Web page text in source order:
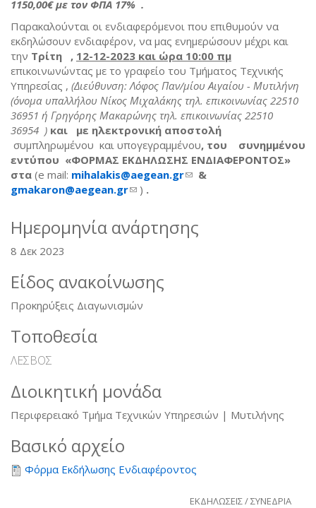
1150,00€ με τον ΦΠΑ 17% .
Παρακαλούνται οι ενδιαφερόμενοι που επιθυμούν να
εκδηλώσουν ενδιαφέρον, να μας ενημερώσουν μέχρι και
την Τρίτη , 12-12-2023 και ώρα 10:00 πμ
επικοινωνώντας με το γραφείο του Τμήματος Τεχνικής
Υπηρεσίας , (Διεύθυνση: Λόφος Παν/μίου Αιγαίου - Μυτιλήνη
(όνομα υπαλλήλου Νίκος Μιχαλάκης τηλ. επικοινωνίας 22510
36951 ή Γρηγόρης Μακαρώνης τηλ. επικοινωνίας 22510
36954 ) και με ηλεκτρονική αποστολή
συμπληρωμένου και υπογεγραμμένου, του συνημμένου
εντύπου «ΦΟΡΜΑΣ ΕΚΔΗΛΩΣΗΣ ΕΝΔΙΑΦΕΡΟΝΤΟΣ»
στα (e mail: mihalakis@aegean.gr(link sends e-mail)
&
gmakaron@aegean.gr(link sends e-mail)
) .
Ημερομηνία ανάρτησης
8 Δεκ 2023
Είδος ανακοίνωσης
Προκηρύξεις Διαγωνισμών
Τοποθεσία
ΛΕΣΒΟΣ
Διοικητική μονάδα
Περιφερειακό Τμήμα Τεχνικών Υπηρεσιών | Μυτιλήνης
Βασικό αρχείο
Φόρμα Εκδήλωσης Ενδιαφέροντος
ΕΚΔΗΛΩΣΕΙΣ / ΣΥΝΕΔΡΙΑ